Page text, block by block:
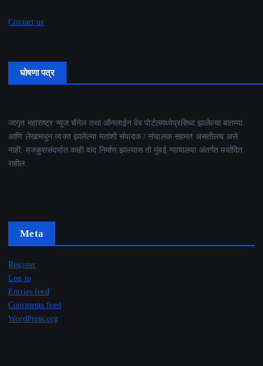
Contact us
घोषणा पत्र
जागृत महाराष्ट्र न्यूज चॅनेल तथा ऑनलाईन वेब पोर्टलमध्येप्रसिध्द झालेल्या बातम्या
आणि लेखामधुन व्यक्त झालेल्या मतांशी संपादक / संचालक सहमत असतीलच असे
नाही. मजकुरासंदर्भात काही वाद निर्माण झाल्यास तो मुंबई न्यायालया अंतर्गत मर्यादित
राहील.
Meta
Register
Log in
Entries feed
Comments feed
WordPress.org